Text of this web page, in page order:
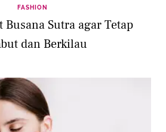
FASHION
Busana Sutra agar Tetap
dan Berkilau